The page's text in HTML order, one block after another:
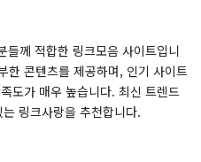
들께 적합한 링크모음 사이트입니
한 콘텐츠를 제공하며, 인기 사이트
도가 매우 높습니다. 최신 트렌드
링크사랑을 추천합니다.